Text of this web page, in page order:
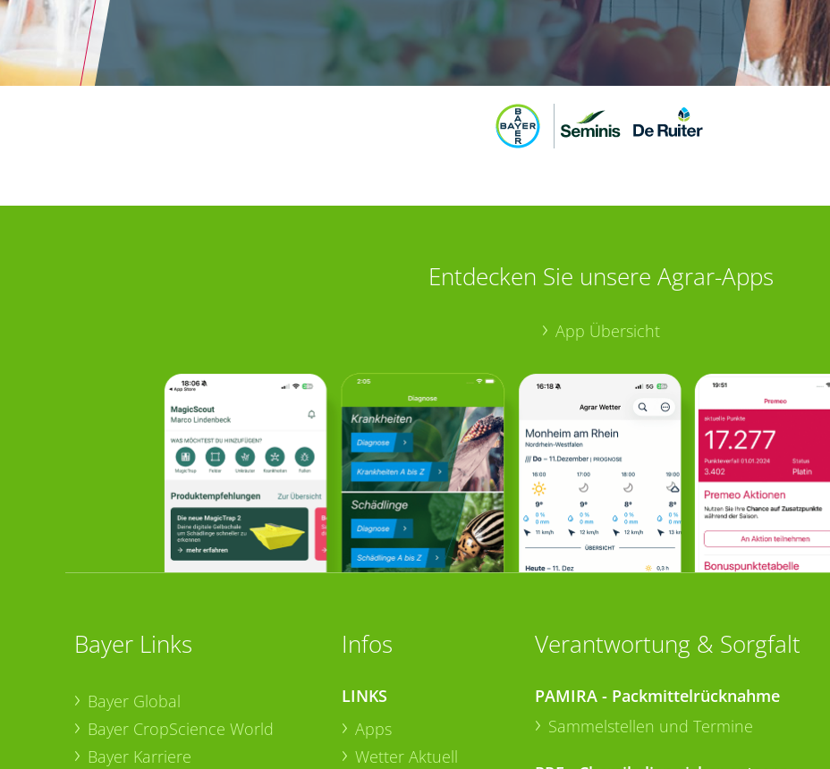
Entdecken Sie unsere Agrar-Apps
App Übersicht
Bayer Links
Bayer Global
Bayer CropScience World
Bayer Karriere
Infos
LINKS
Apps
Wetter Aktuell
Verantwortung & Sorgfalt
PAMIRA - Packmittelrücknahme
Sammelstellen und Termine